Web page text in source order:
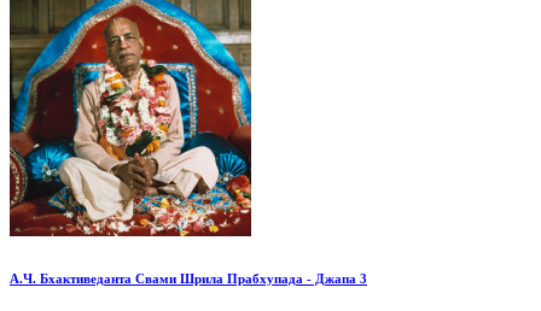
А.Ч. Бхактиведанта Свами Шрила Прабхупада - Джапа 3